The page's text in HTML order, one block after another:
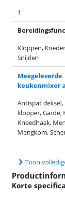
1
Kloppen,
Snijden
Meegeleverde
keukenmixer
Antispat deksel,
klopper, Garde,
Kneedhaak,
Mengkom,
Toon
Korte